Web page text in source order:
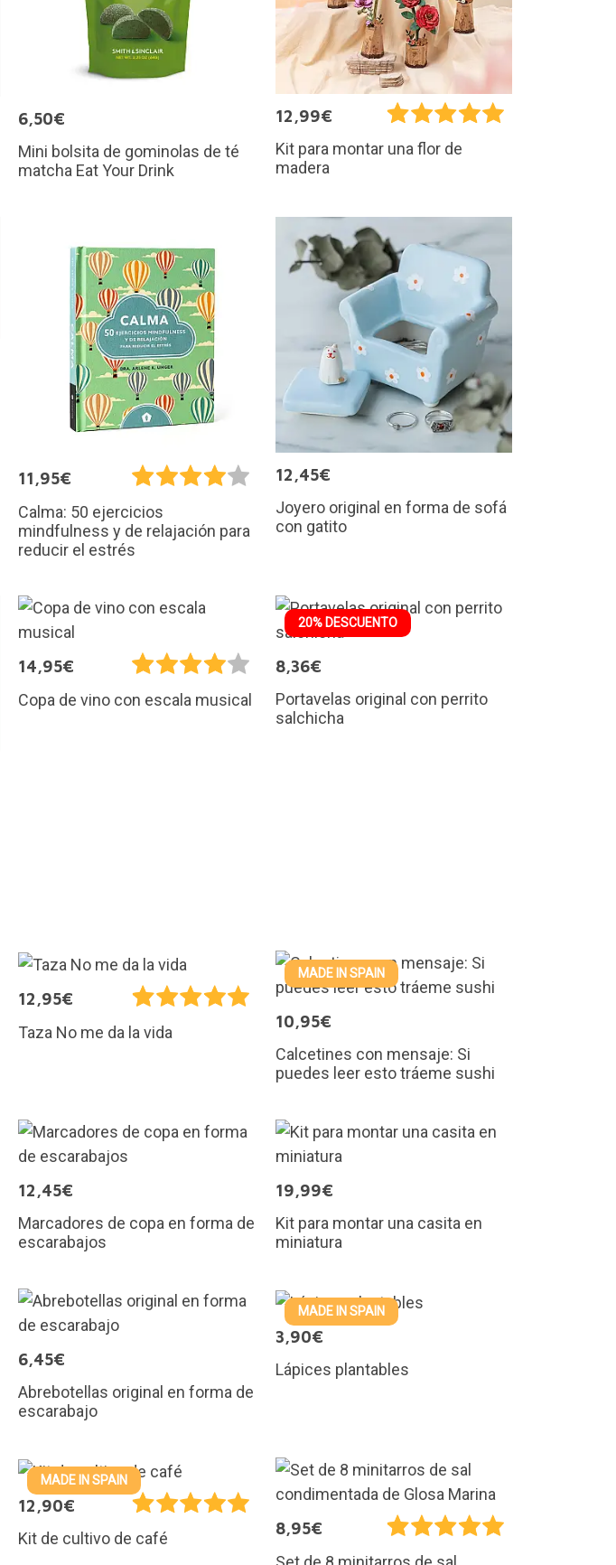
6,50€
Mini bolsita de gominolas de té
matcha Eat Your Drink
12,99€
Kit para montar una flor de
madera
11,95€
Calma: 50 ejercicios
mindfulness y de relajación para
reducir el estrés
12,45€
Joyero original en forma de sofá
con gatito
14,95€
Copa de vino con escala musical
20% DESCUENTO
8,36€
Portavelas original con perrito
salchicha
12,95€
Taza No me da la vida
MADE IN SPAIN
10,95€
Calcetines con mensaje: Si
puedes leer esto tráeme sushi
12,45€
Marcadores de copa en forma de
escarabajos
19,99€
Kit para montar una casita en
miniatura
6,45€
Abrebotellas original en forma de
escarabajo
MADE IN SPAIN
3,90€
Lápices plantables
MADE IN SPAIN
12,90€
Kit de cultivo de café
8,95€